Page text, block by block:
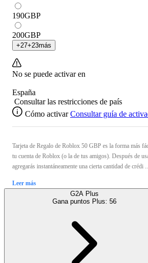
190GBP
200GBP
+27+23más
No se puede activar en
España
Consultar las restricciones de país
Cómo activar Consultar guía de
Tarjeta de Regalo de Roblox 50 GBP es la forma más
tu cuenta de Roblox (o la de tus amigos). Después de
agregarás instantáneamente una cierta cantidad de crédi
Leer más
G2A Plus
Gana puntos Plus: 56